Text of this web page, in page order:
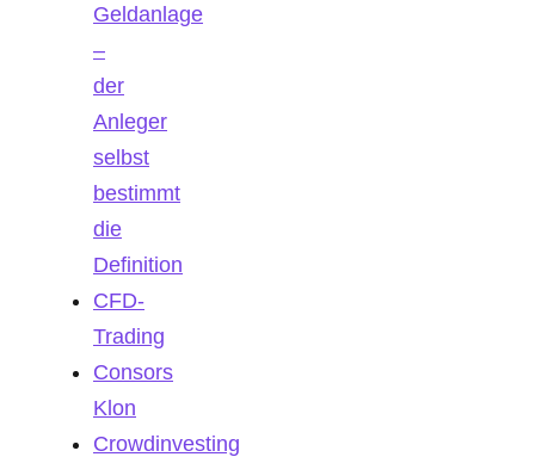
Geldanlage
–
der
Anleger
selbst
bestimmt
die
Definition
CFD-
Trading
Consors
Klon
Crowdinvesting